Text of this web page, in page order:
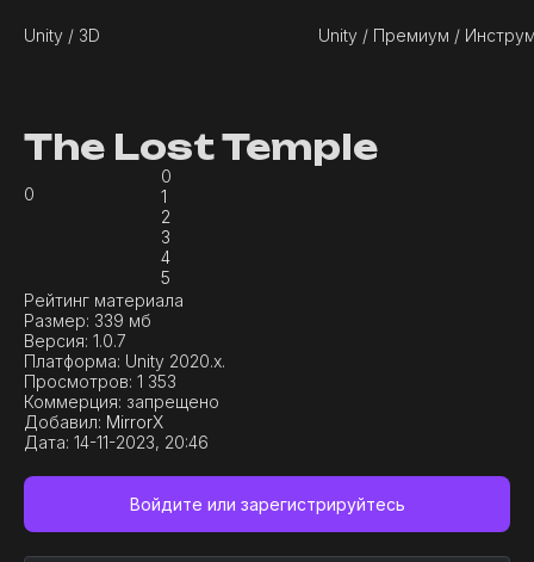
Unity / 3D Unity / Премиум /
The Lost Temple
0
0
1
2
3
4
5
Рейтинг материала
Размер: 339 мб
Версия: 1.0.7
Платформа: Unity 2020.x.
Просмотров: 1 353
Коммерция: запрещено
Добавил: MirrorX
Дата: 14-11-2023, 20:46
Войдите или зарегистрируйтесь